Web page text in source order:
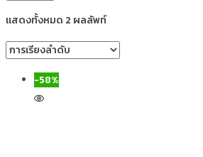
แสดงทั้งหมด 2 ผลลัพท์
-58%